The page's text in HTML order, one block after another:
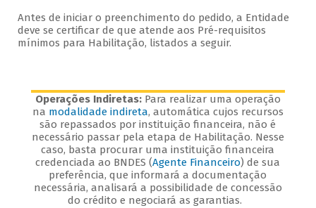
Antes de iniciar o preenchimento do pedido, a Entidade
deve se certificar de que atende aos Pré-requisitos
mínimos para Habilitação, listados a seguir.
Operações Indiretas: Para realizar uma operação
na modalidade indireta, automática cujos recursos
são repassados por instituição financeira, não é
necessário passar pela etapa de Habilitação. Nesse
caso, basta procurar uma instituição financeira
credenciada ao BNDES (Agente Financeiro) de sua
preferência, que informará a documentação
necessária, analisará a possibilidade de concessão
do crédito e negociará as garantias.